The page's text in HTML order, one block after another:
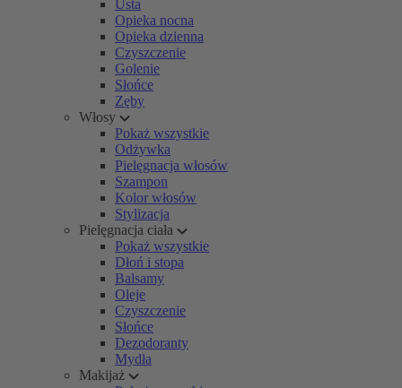
Usta
Opieka nocna
Opieka dzienna
Czyszczenie
Golenie
Słońce
Zęby
Włosy
Pokaż wszystkie
Odżywka
Pielęgnacja włosów
Szampon
Kolor włosów
Stylizacja
Pielęgnacja ciała
Pokaż wszystkie
Dłoń i stopa
Balsamy
Oleje
Czyszczenie
Słońce
Dezodoranty
Mydła
Makijaż